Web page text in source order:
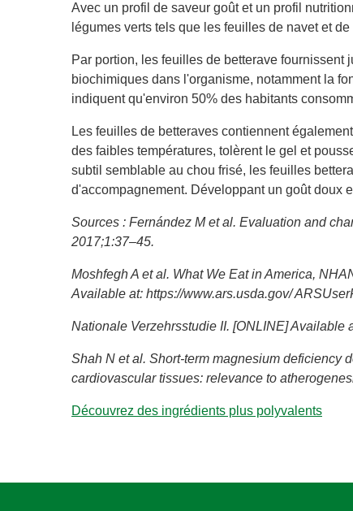
Avec un profil de saveur goût et un profil
légumes verts tels que les feuilles de navet et
Par portion, les feuilles de betterave
biochimiques dans l'organisme, notamment la
indiquent qu'environ 50% des habitants
Les feuilles de betteraves contiennent
des faibles températures, tolèrent le gel et
subtil semblable au chou frisé, les feuilles
d'accompagnement. Développant un goût doux
Sources : Fernández M et al. Evaluation and
2017;1:37–45.
Moshfegh A et al. What We Eat in America,
Available at: https://www.ars.usda.gov/
Nationale Verzehrsstudie II. [ONLINE]
Shah N et al. Short-term magnesium deficiency
cardiovascular tissues: relevance to
Découvrez des ingrédients plus polyvalents